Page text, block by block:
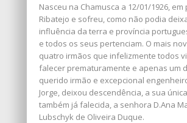
Nasceu na Chamusca a 12/01/1926, em
Ribatejo e sofreu, como não podia
influência da terra e província
e todos os seus pertenciam. O mais
quatro irmãos que infelizmente todos
falecer prematuramente e apenas um
querido irmão e excepcional
Jorge, deixou descendência, a sua
também já falecida, a senhora D.Ana
Lubschyk de Oliveira Duque.